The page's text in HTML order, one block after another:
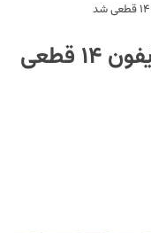
چگونه ممنوعیت واردات آیفون ۱۴ قطعی